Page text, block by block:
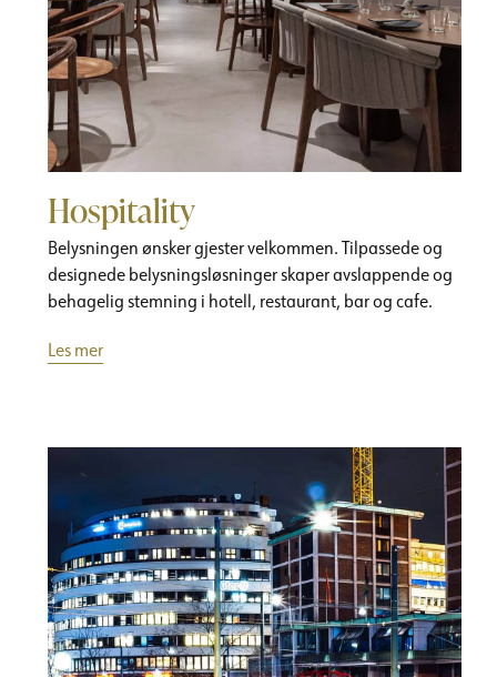
Hospitality
Belysningen ønsker gjester velkommen. Tilpassede og
designede belysningsløsninger skaper avslappende og
behagelig stemning i hotell, restaurant, bar og cafe.
Les mer